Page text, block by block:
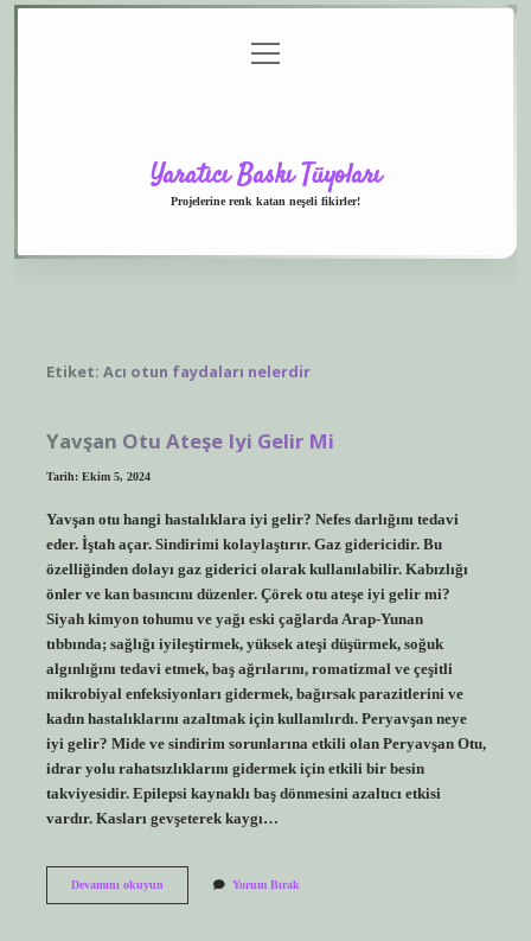
menüyü
aç
Yaratıcı Baskı Tüyoları
Projelerine renk katan neşeli fikirler!
Etiket: Acı otun faydaları nelerdir
Yavşan Otu Ateşe Iyi Gelir Mi
Tarih: Ekim 5, 2024
Yavşan otu hangi hastalıklara iyi gelir? Nefes darlığını tedavi
eder. İştah açar. Sindirimi kolaylaştırır. Gaz gidericidir. Bu
özelliğinden dolayı gaz giderici olarak kullanılabilir. Kabızlığı
önler ve kan basıncını düzenler. Çörek otu ateşe iyi gelir mi?
Siyah kimyon tohumu ve yağı eski çağlarda Arap-Yunan
tıbbında; sağlığı iyileştirmek, yüksek ateşi düşürmek, soğuk
algınlığını tedavi etmek, baş ağrılarını, romatizmal ve çeşitli
mikrobiyal enfeksiyonları gidermek, bağırsak parazitlerini ve
kadın hastalıklarını azaltmak için kullanılırdı. Peryavşan neye
iyi gelir? Mide ve sindirim sorunlarına etkili olan Peryavşan Otu,
idrar yolu rahatsızlıklarını gidermek için etkili bir besin
takviyesidir. Epilepsi kaynaklı baş dönmesini azaltıcı etkisi
vardır. Kasları gevşeterek kaygı…
Devamını okuyunYavşan
Yorum Bırak